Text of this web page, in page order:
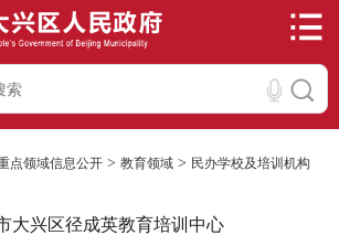
点领域信息公开 > 教育领域 > 民办学校及培训机构
大兴区径成英教育培训中心